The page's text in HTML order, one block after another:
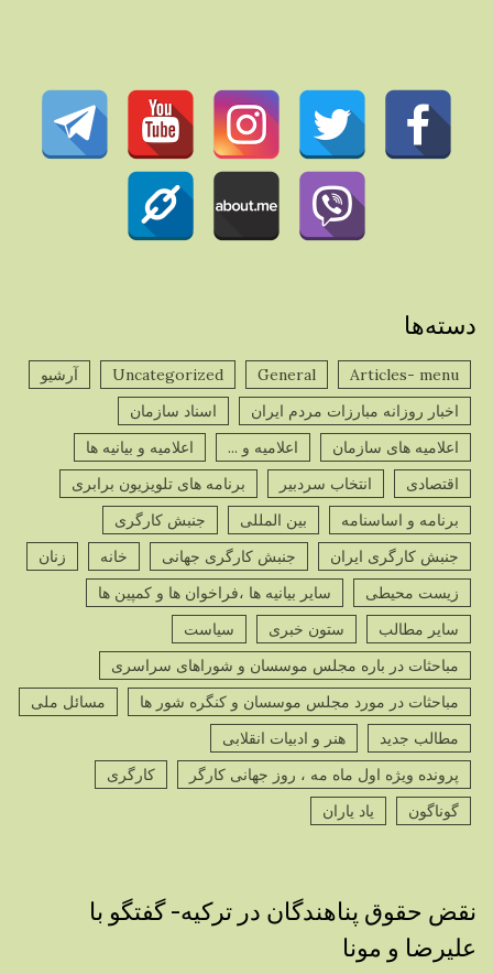
دسته‌ها
Articles- menu
General
Uncategorized
آرشیو
اخبار روزانه مبارزات مردم ایران
اسناد سازمان
اعلامیه های سازمان
اعلامیه و ...
اعلامیه و بیانیه ها
اقتصادی
انتخاب سردبیر
برنامه های تلویزیون برابری
برنامه و اساسنامه
بین المللی
جنبش کارگری
جنبش کارگری ایران
جنبش کارگری جهانی خانه
زنان
زیست محیطی
سایر بیانیه ها ،فراخوان ها و کمپین ها
سایر مطالب
ستون خبری
سیاست
مباحثات در باره مجلس موسسان و شوراهای سراسری
مباحثات در مورد مجلس موسسان و کنگره شور ها
مسائل ملی
مطالب جدید
هنر و ادبیات انقلابی
پرونده ویژه اول ماه مه ، روز جهانی کارگر
کارگری
گوناگون
یاد یاران
نقض حقوق پناهندگان در ترکیه- گفتگو با
علیرضا و مونا